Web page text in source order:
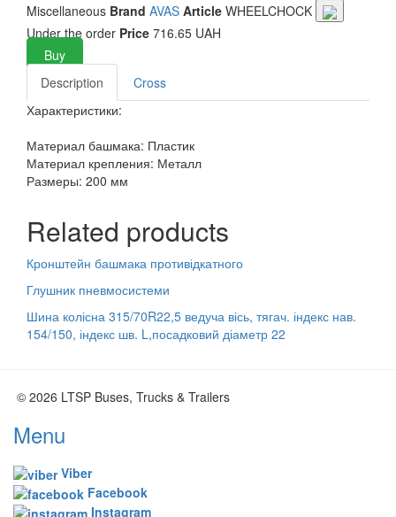
Miscellaneous Brand AVAS Article WHEELCHOCK
Under the order Price 716.65 UAH
Buy
Description
Cross
Характеристики:
Материал башмака: Пластик
Материал крепления: Металл
Размеры: 200 мм
Related products
Кронштейн башмака противідкатного
Глушник пневмосистеми
Шина колісна 315/70R22,5 ведуча вісь, тягач. індекс нав.
154/150, індекс шв. L,посадковий діаметр 22
© 2026 LTSP Buses, Trucks & Trailers
Menu
Viber
Facebook
Instagram